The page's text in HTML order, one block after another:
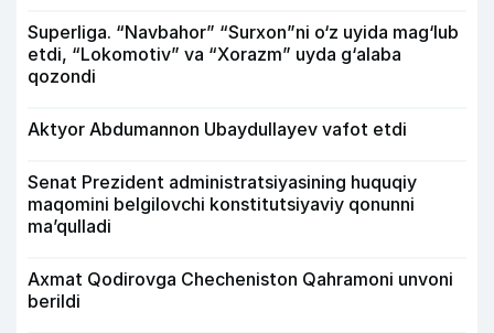
Superliga. “Navbahor” “Surxon”ni o‘z uyida mag‘lub
etdi, “Lokomotiv” va “Xorazm” uyda g‘alaba
qozondi
Aktyor Abdu­mannon Ubaydullayev vafot etdi
Senat Prezident administratsiyasining huquqiy
maqomini belgilovchi konstitutsiyaviy qonunni
ma’qulladi
Axmat Qodirovga Checheniston Qahramoni unvoni
berildi